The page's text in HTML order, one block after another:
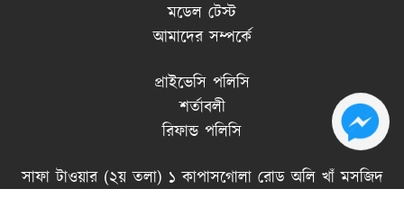
মডেল টেস্ট
আমাদের সম্পর্কে
প্রাইভেসি পলিসি
শর্তাবলী
রিফান্ড পলিসি
সাফা টাওয়ার (২য় তলা) ১ কাপাসগোলা রোড অলি খাঁ মসজিদ